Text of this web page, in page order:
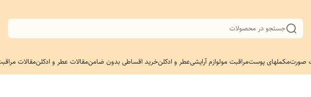
جستجو در محصولات
صورتمکملهای پوستمراقبت مولوازم آرایشیعطر و ادکلنخرید اقساطی بدون ضامنمقالات عطر و ادکلنمقالات